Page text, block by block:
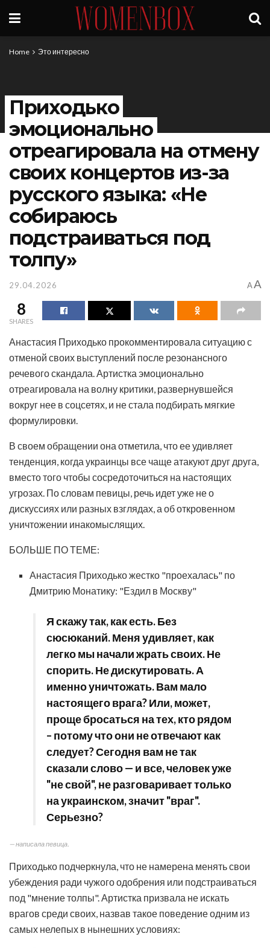
Home Это интересно
Приходько
эмоционально
отреагировала на отмену
своих концертов из-за
русского языка: «Не
собираюсь
подстраиваться под
толпу»
29.04.2026 A A
8
SHARES
Анастасия Приходько прокомментировала ситуацию с
отменой своих выступлений после резонансного
речевого скандала. Артистка эмоционально
отреагировала на волну критики, развернувшейся
вокруг нее в соцсетях, и не стала подбирать мягкие
формулировки.
В своем обращении она отметила, что ее удивляет
тенденция, когда украинцы все чаще атакуют друг друга,
вместо того чтобы сосредоточиться на настоящих
угрозах. По словам певицы, речь идет уже не о
дискуссиях или разных взглядах, а об откровенном
уничтожении инакомыслящих.
БОЛЬШЕ ПО ТЕМЕ:
Анастасия Приходько жестко "проехалась" по
Дмитрию Монатику: "Ездил в Москву"
Я скажу так, как есть. Без
сюсюканий. Меня удивляет, как
легко мы начали жрать своих. Не
спорить. Не дискутировать. А
именно уничтожать. Вам мало
настоящего врага? Или, может,
проще бросаться на тех, кто рядом
– потому что они не отвечают как
следует? Сегодня вам не так
сказали слово — и все, человек уже
"не свой", не разговаривает только
на украинском, значит "враг".
Серьезно?
— написала певица.
Приходько подчеркнула, что не намерена менять свои
убеждения ради чужого одобрения или подстраиваться
под "мнение толпы". Артистка призвала не искать
врагов среди своих, назвав такое поведение одним из
самых нелепых в нынешних условиях: